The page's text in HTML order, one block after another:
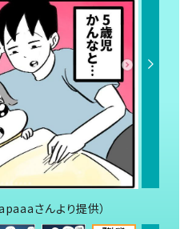
さんより提供）